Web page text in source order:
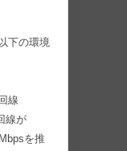
下の環境
線
線が
を推